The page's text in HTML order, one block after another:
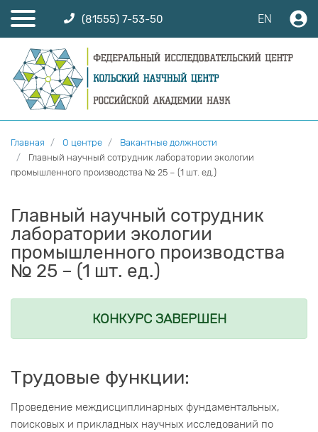
(81555) 7-53-50 EN
Главная О центре
Вакантные должности
Главный научный сотрудник лаборатории экологии
промышленного производства № 25 – (1 шт. ед.)
Главный научный сотрудник
лаборатории экологии
промышленного производства
№ 25 – (1 шт. ед.)
КОНКУРС ЗАВЕРШЕН
Трудовые функции:
Проведение междисциплинарных фундаментальных,
поисковых и прикладных научных исследований по